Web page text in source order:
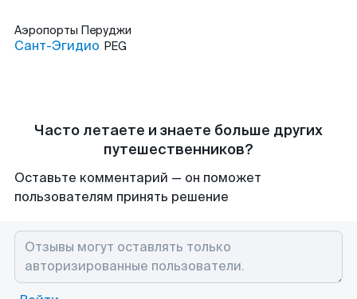
Аэропорты Перуджи
Сант-Эгидио PEG
Часто летаете и знаете больше других
путешественников?
Оставьте комментарий — он поможет
пользователям принять решение